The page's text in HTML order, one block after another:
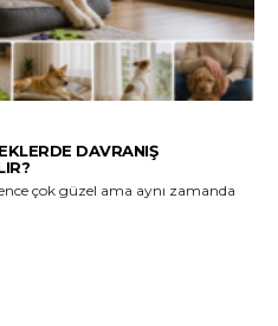
DAVRANIŞ
çok güzel ama aynı zamanda